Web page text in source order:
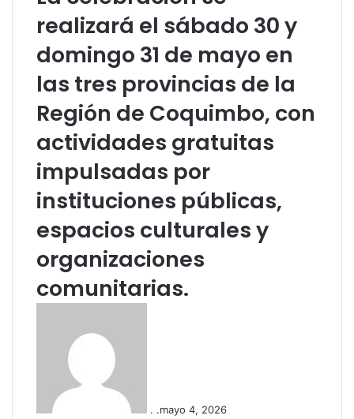
realizará el sábado 30 y
domingo 31 de mayo en
las tres provincias de la
Región de Coquimbo, con
actividades gratuitas
impulsadas por
instituciones públicas,
espacios culturales y
organizaciones
comunitarias.
. .mayo 4, 2026